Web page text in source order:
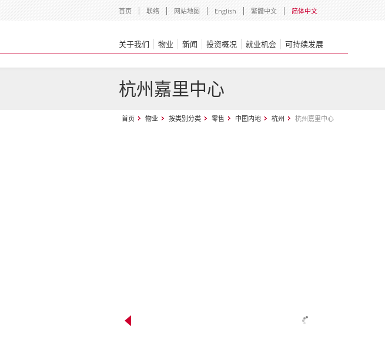
首页 联络 网站地图 English 繁體中文 简体中文
关于我们 物业 新闻 投资概况 就业机会 可持续发展
杭州嘉里中心
首页 物业 按类别分类 零售 中国内地 杭州 杭州嘉里中心